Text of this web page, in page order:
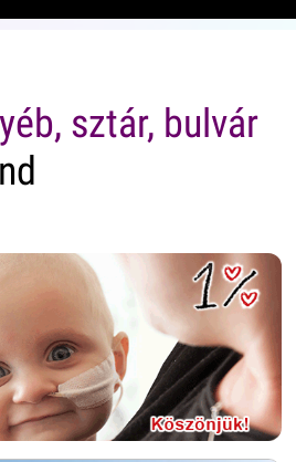
sztár, bulvár